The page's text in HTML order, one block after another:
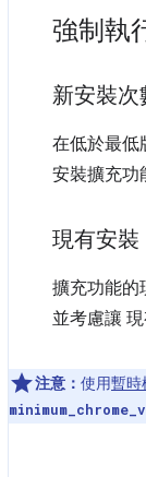
強制執
新安裝次
在低於最低
安裝擴充功
現有安裝
擴充功能的
並考慮讓
注意： 使用暫時